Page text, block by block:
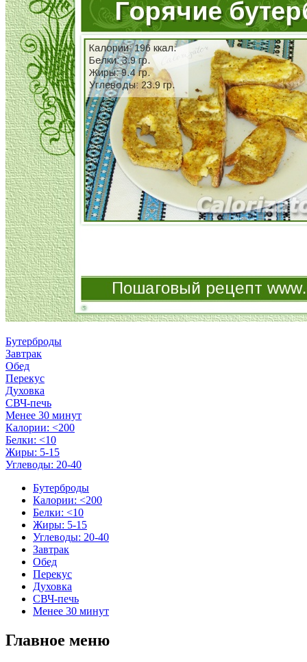
Бутерброды
Завтрак
Обед
Перекус
Духовка
СВЧ-печь
Менее 30 минут
Калории: <200
Белки: <10
Жиры: 5-15
Углеводы: 20-40
Бутерброды
Калории: <200
Белки: <10
Жиры: 5-15
Углеводы: 20-40
Завтрак
Обед
Перекус
Духовка
СВЧ-печь
Менее 30 минут
Главное меню